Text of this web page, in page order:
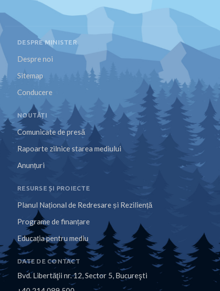
DESPRE MINISTER
Despre noi
Sitemap
Conducere
NOUTĂȚI
Comunicate de presă
Rapoarte zilnice starea mediului
Anunțuri
RESURSE ȘI PROIECTE
Planul Național de Redresare și Reziliență
Programe de finanțare
Educația pentru mediu
DATE DE CONTACT
Bvd. Libertăţii nr. 12, Sector 5, Bucureşti